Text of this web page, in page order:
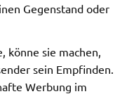
Gegenstand oder
könne sie machen,
sein Empfinden.
Werbung im